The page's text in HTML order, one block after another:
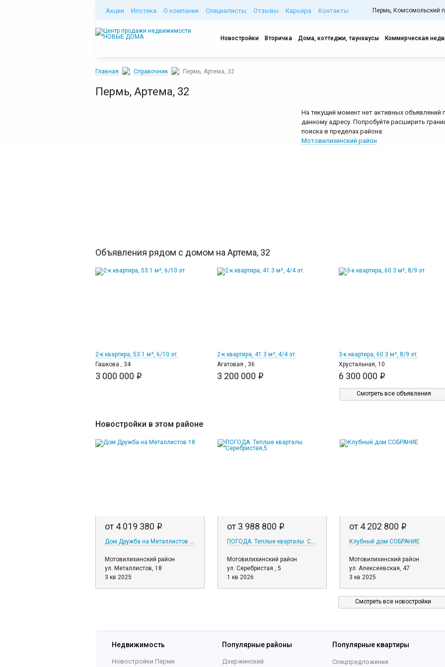
Акции Ипотека О компании Специалисты Отзывы Карьера Контакты Пермь, Комсомольский
Новостройки Вторичка Дома, коттеджи, таунхаусы Коммерческая
Главная Справочник Пермь, Артема, 32
Пермь, Артема, 32
На текущий момент нет активных объявлений
данному адресу. Попробуйте расширить
поиска в пределах района:
Мотовилихинский район
Объявления рядом с домом на Артема, 32
2-к квартира, 53.1 м², 6/10 эт.
Гашкова , 34
3 000 000 i
2-к квартира, 41.3 м², 4/4 эт.
Агатовая , 36
3 200 000 i
3-к квартира, 60.3 м², 8/9 эт.
Хрустальная, 10
6 300 000 i
Смотреть все объявления
Новостройки в этом районе
от 4 019 380 i
Дом Дружба на Металлистов 18
Мотовилихинский район
ул. Металлистов, 18
3 кв 2025
от 3 988 800 i
ПОГОДА. Теплые кварталы. Серебристая,5
Мотовилихинский район
ул. Серебристая , 5
1 кв 2026
от 4 202 800 i
Клубный дом СОБРАНИЕ
Мотовилихинский район
ул. Алексеевская, 47
3 кв 2025
Смотреть все новостройки
Недвижимость
Новостройки Перми
Популярные районы
Дзержинский
Популярные квартиры
Спецпредложения